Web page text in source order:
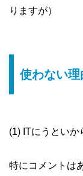
りますが）
使わない
(1) ITにうといか
特にコメントは